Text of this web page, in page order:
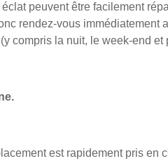
peuvent être facilement
rendez-vous immédiatement
compris la nuit, le week-end et
est rapidement pris en